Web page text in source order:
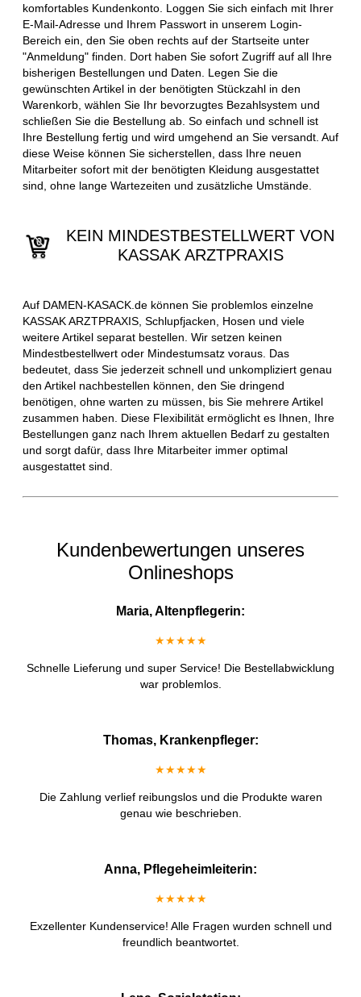
komfortables Kundenkonto. Loggen Sie sich einfach mit Ihrer
E-Mail-Adresse und Ihrem Passwort in unserem Login-
Bereich ein, den Sie oben rechts auf der Startseite unter
"Anmeldung" finden. Dort haben Sie sofort Zugriff auf all Ihre
bisherigen Bestellungen und Daten. Legen Sie die
gewünschten Artikel in der benötigten Stückzahl in den
Warenkorb, wählen Sie Ihr bevorzugtes Bezahlsystem und
schließen Sie die Bestellung ab. So einfach und schnell ist
Ihre Bestellung fertig und wird umgehend an Sie versandt. Auf
diese Weise können Sie sicherstellen, dass Ihre neuen
Mitarbeiter sofort mit der benötigten Kleidung ausgestattet
sind, ohne lange Wartezeiten und zusätzliche Umstände.
KEIN MINDESTBESTELLWERT VON
KASSAK ARZTPRAXIS
Auf DAMEN-KASACK.de können Sie problemlos einzelne
KASSAK ARZTPRAXIS, Schlupfjacken, Hosen und viele
weitere Artikel separat bestellen. Wir setzen keinen
Mindestbestellwert oder Mindestumsatz voraus. Das
bedeutet, dass Sie jederzeit schnell und unkompliziert genau
den Artikel nachbestellen können, den Sie dringend
benötigen, ohne warten zu müssen, bis Sie mehrere Artikel
zusammen haben. Diese Flexibilität ermöglicht es Ihnen, Ihre
Bestellungen ganz nach Ihrem aktuellen Bedarf zu gestalten
und sorgt dafür, dass Ihre Mitarbeiter immer optimal
ausgestattet sind.
Kundenbewertungen unseres
Onlineshops
Maria, Altenpflegerin:
★★★★★
Schnelle Lieferung und super Service! Die Bestellabwicklung
war problemlos.
Thomas, Krankenpfleger:
★★★★★
Die Zahlung verlief reibungslos und die Produkte waren
genau wie beschrieben.
Anna, Pflegeheimleiterin:
★★★★★
Exzellenter Kundenservice! Alle Fragen wurden schnell und
freundlich beantwortet.